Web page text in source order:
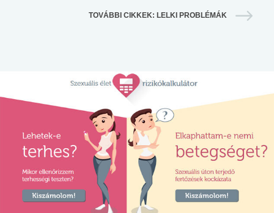
TOVÁBBI CIKKEK: LELKI PROBLÉMÁK